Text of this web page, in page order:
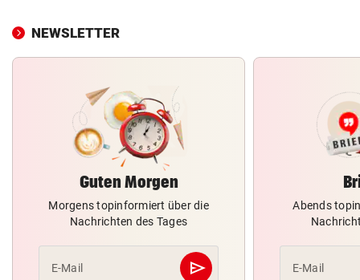
NEWSLETTER
Guten Morgen
Morgens topinformiert über die
Nachrichten des Tages
E-Mail send
Abschicken
Abends
E-Mail